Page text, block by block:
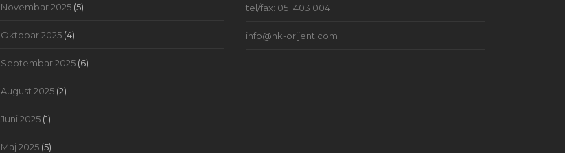
Novembar 2025(5)
Oktobar 2025(4)
Septembar 2025(6)
August 2025(2)
Juni 2025(1)
Maj 2025(5)
tel/fax: 051 403 004
info@nk-orijent.com